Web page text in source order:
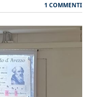
1 COMMENTI